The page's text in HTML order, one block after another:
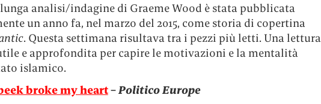
analisi/indagine di Graeme Wood è stata pubblicata
un anno fa, nel marzo del 2015, come storia di copertina
. Questa settimana risultava tra i pezzi più letti. Una lettura
e approfondita per capire le motivazioni e la mentalità
islamico.
broke my heart–Politico Europe